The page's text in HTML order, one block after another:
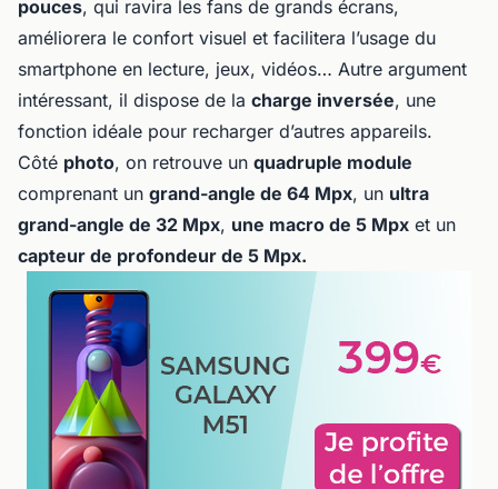
pouces, qui ravira les fans de grands écrans,
améliorera le confort visuel et facilitera l’usage du
smartphone en lecture, jeux, vidéos… Autre argument
intéressant, il dispose de la charge inversée, une
fonction idéale pour recharger d’autres appareils.
Côté photo, on retrouve un quadruple module
comprenant un grand-angle de 64 Mpx, un ultra
grand-angle de 32 Mpx, une macro de 5 Mpx et un
capteur de profondeur de 5 Mpx.